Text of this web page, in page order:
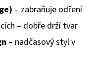
– zabraňuje odření
– dobře drží tvar
– nadčasový styl v